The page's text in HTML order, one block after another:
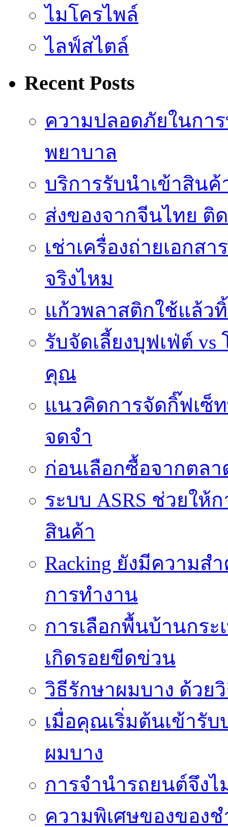
ไมโครไพล์
ไลฟ์สไตล์
Recent Posts
ความปลอดภัยในกา
พยาบาล
บริการรับนำเข้าสิน
ส่งของจากจีนไทย ติ
เช่าเครื่องถ่ายเอกส
จริงไหม
แก้วพลาสติกใช้แล้ว
รับจัดเลี้ยงบุฟเฟ่ต์
คุณ
แนวคิดการจัดกิ๊ฟเซ็
จดจำ
ก่อนเลือกซื้อจากตล
ระบบ ASRS ช่วยให้
สินค้า
Racking ยังมีความ
การทำงาน
การเลือกพื้นบ้านกร
เกิดรอยขีดข่วน
วิธีรักษาผมบาง ด้วย
เมื่อคุณเริ่มต้นเข้ารั
ผมบาง
การจำนำรถยนต์จึงไ
ความพิเศษของของ